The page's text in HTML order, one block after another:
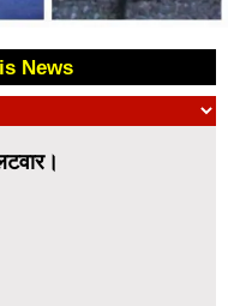
News